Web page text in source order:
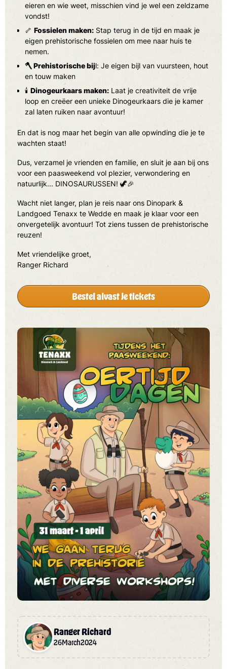
eieren en wie weet, misschien vind je wel een zeldzame
vondst!
🦴 Fossielen maken: Stap terug in de tijd en maak je
eigen prehistorische fossielen om mee naar huis te
nemen.
🪓 Prehistorische bijl: Je eigen bijl van vuursteen, hout
en touw maken
🕯️ Dinogeurkaars maken: Laat je creativiteit de vrije
loop en creëer een unieke Dinogeurkaars die je kamer
zal laten ruiken naar avontuur!
En dat is nog maar het begin van alle opwinding die je te
wachten staat!
Dus, verzamel je vrienden en familie, en sluit je aan bij ons
voor een paasweekend vol plezier, verwondering en
natuurlijk... DINOSAURUSSEN! 🦖🎉
Wacht niet langer, plan je reis naar ons Dinopark &
Landgoed Tenaxx te Wedde en maak je klaar voor een
onvergetelijk avontuur! Tot ziens tussen de prehistorische
reuzen!
Met vriendelijke groet,
Ranger Richard
Bestel alvast je tickets
Ranger Richard
26March2024